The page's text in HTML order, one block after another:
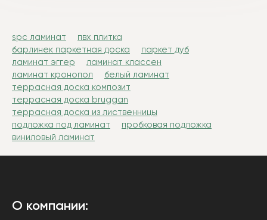
spc ламинат
пвх плитка
барлинек паркетная доска
паркет дуб
ламинат эггер
ламинат классен
ламинат кронопол
белый ламинат
террасная доска композит
террасная доска bruggan
террасная доска из лиственницы
подложка под ламинат
пробковая подложка
виниловый ламинат
О компании: